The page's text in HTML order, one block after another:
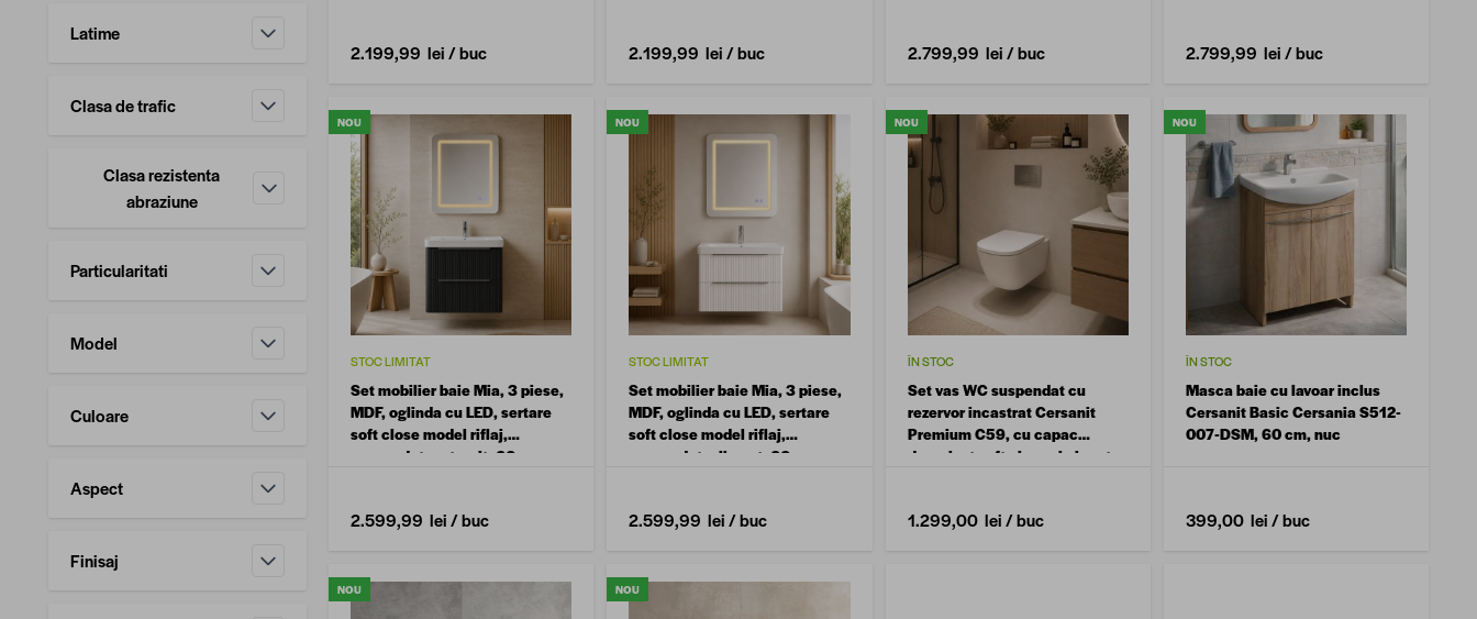
Latime
Clasa de trafic
Clasa rezistenta
abraziunefiltru
Particularitati
Model
Culoare
Aspect
Finisaj
2.199,99 lei/ buc 2.199,99 lei/ buc 2.799,99 lei/ buc 2.799,99 lei/ buc
NOU
STOC LIMITAT
Set mobilier baie Mia, 3 piese,
MDF, oglinda cu LED, sertare
soft close model riflaj,
suspendat, antracit, 60 cm
2.599,99 lei/ buc
NOU
STOC LIMITAT
Set mobilier baie Mia, 3 piese,
MDF, oglinda cu LED, sertare
soft close model riflaj,
suspendat, alb mat, 60 cm
2.599,99 lei/ buc
NOU
ÎN STOC
Set vas WC suspendat cu
rezervor incastrat Cersanit
Premium C59, cu capac
duroplast soft close si clapeta
1.299,00 lei/ buc
NOU
ÎN STOC
Masca baie cu lavoar inclus
Cersanit Basic Cersania S512-
007-DSM, 60 cm, nuc
399,00 lei/ buc
NOU NOU